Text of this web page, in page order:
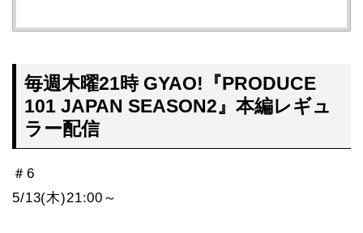
毎週木曜21時 GYAO!『PRODUCE
101 JAPAN SEASON2』本編レギュ
ラー配信
＃6
5/13(木)21:00～